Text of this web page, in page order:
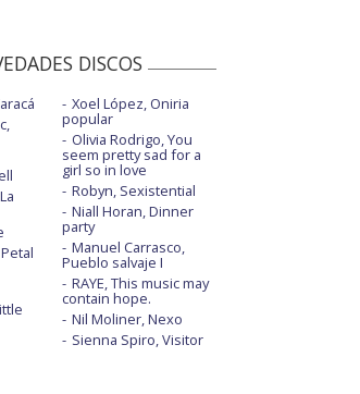
DISCOS
Xoel López, Oniria
popular
Olivia Rodrigo, You
seem pretty sad for a
girl so in love
Robyn, Sexistential
Niall Horan, Dinner
party
Manuel Carrasco,
Pueblo salvaje I
RAYE, This music may
contain hope.
Nil Moliner, Nexo
Sienna Spiro, Visitor